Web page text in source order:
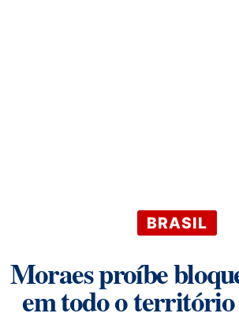
BRASIL
Moraes proíbe
em todo o